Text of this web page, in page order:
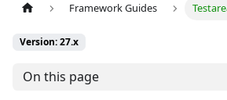
Framework Guides
Version: 27.x
On this page